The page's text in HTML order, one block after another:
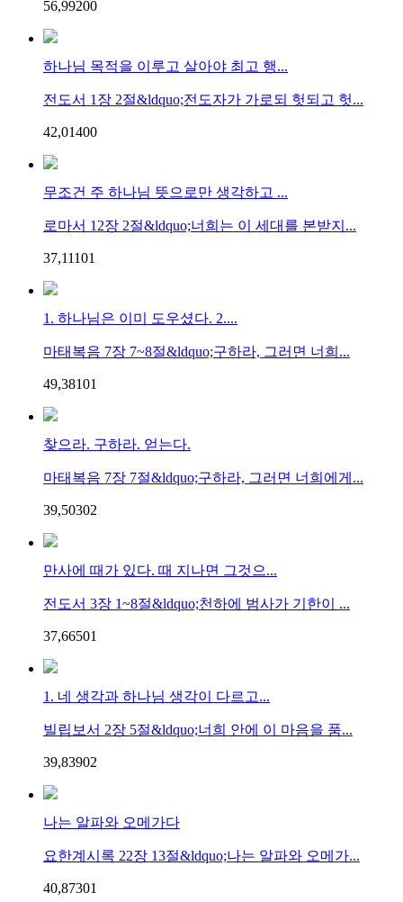
56,99200
하나님 목적을 이루고 살아야 최고 행...
전도서 1장 2절&ldquo;전도자가 가로되 헛되고 헛...
42,01400
무조건 주 하나님 뜻으로만 생각하고 ...
로마서 12장 2절&ldquo;너희는 이 세대를 본받지...
37,11101
1. 하나님은 이미 도우셨다. 2....
마태복음 7장 7~8절&ldquo;구하라, 그러면 너희...
49,38101
찾으라. 구하라. 얻는다.
마태복음 7장 7절&ldquo;구하라, 그러면 너희에게...
39,50302
만사에 때가 있다. 때 지나면 그것으...
전도서 3장 1~8절&ldquo;천하에 범사가 기한이 ...
37,66501
1. 네 생각과 하나님 생각이 다르고...
빌립보서 2장 5절&ldquo;너희 안에 이 마음을 품...
39,83902
나는 알파와 오메가다
요한계시록 22장 13절&ldquo;나는 알파와 오메가...
40,87301